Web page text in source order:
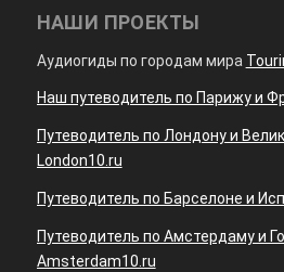
НАШИ ПРОЕКТЫ
Аудиогиды по городам мира
Наш путеводитель по Парижу и
Путеводитель по Лондону и
London10.ru
Путеводитель по Барселоне и
Путеводитель по Амстердаму и
Amsterdam10.ru